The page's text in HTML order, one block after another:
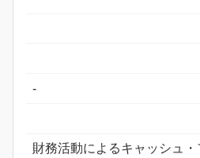
-
財務活動によるキャッシュ・